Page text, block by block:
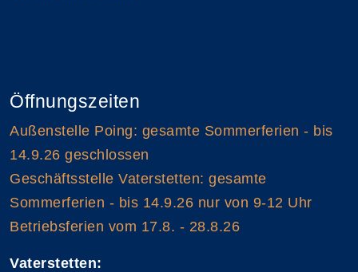
Öffnungszeiten
Außenstelle Poing: gesamte Sommerferien - bis
14.9.26 geschlossen
Geschäftsstelle Vaterstetten: gesamte
Sommerferien - bis 14.9.26 nur von 9-12 Uhr
Betriebsferien vom 17.8. - 28.8.26
Vaterstetten: